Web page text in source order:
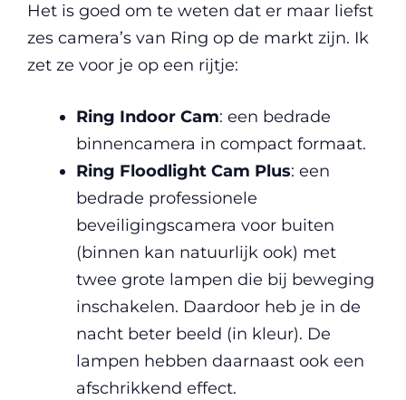
Het is goed om te weten dat er maar liefst
zes camera’s van Ring op de markt zijn. Ik
zet ze voor je op een rijtje:
Ring Indoor Cam: een bedrade
binnencamera in compact formaat.
Ring Floodlight Cam Plus: een
bedrade professionele
beveiligingscamera voor buiten
(binnen kan natuurlijk ook) met
twee grote lampen die bij beweging
inschakelen. Daardoor heb je in de
nacht beter beeld (in kleur). De
lampen hebben daarnaast ook een
afschrikkend effect.